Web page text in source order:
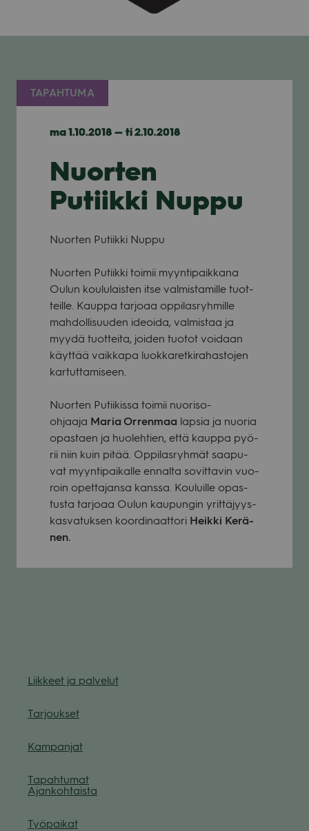
TAPAHTUMA
ma 1.10.2018 — ti 2.10.2018
Nuorten
Putiikki Nuppu
Nuor­ten Putiikki Nuppu
Nuor­ten Putiikki toi­mii myyn­ti­paik­kana
Oulun kou­lu­lais­ten itse val­mis­ta­mille tuot­
teille. Kauppa tar­joaa oppi­las­ryh­mille
mah­dol­li­suu­den ideoida, val­mis­taa ja
myydä tuot­teita, joi­den tuo­tot voi­daan
käyt­tää vaik­kapa luok­ka­ret­ki­ra­has­to­jen
kar­tut­ta­mi­seen.
Nuor­ten Putii­kissa toi­mii nuo­riso-
ohjaaja Maria Orren­maa lap­sia ja nuo­ria
opas­taen ja huo­leh­tien, että kauppa pyö­
rii niin kuin pitää. Oppi­las­ryh­mät saa­pu­
vat myyn­ti­pai­kalle ennalta sovit­ta­vin vuo­
roin opet­ta­jansa kanssa. Kou­luille opas­
tusta tar­joaa Oulun kau­pun­gin yrit­tä­jyys­
kas­va­tuk­sen koor­di­naat­tori Heikki Kerä­
nen.
Liik­keet ja pal­ve­lut
Tar­jouk­set
Kam­pan­jat
Tapah­tu­mat
Ajan­koh­taista
Työ­pai­kat